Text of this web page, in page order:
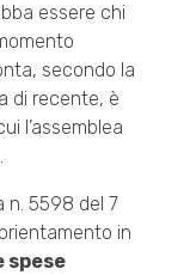
essere chi
secondo la
di recente, è
l’assemblea
n. 5598 del 7
in
spese